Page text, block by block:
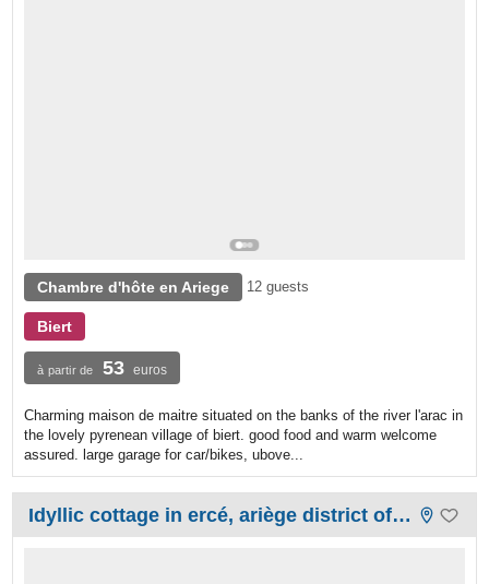
Chambre d'hôte en Ariege 12 guests
Biert
à partir de 53 euros
Charming maison de maitre situated on the banks of the river l'arac in
the lovely pyrenean village of biert. good food and warm welcome
assured. large garage for car/bikes, ubove...
Idyllic cottage in ercé, ariège district of pyrenees